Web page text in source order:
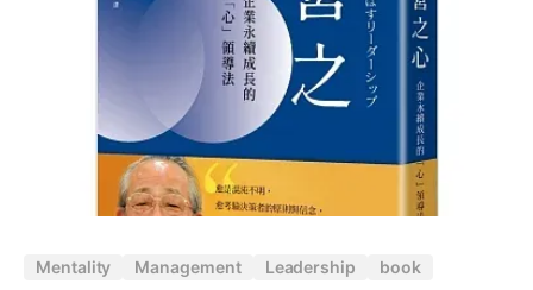
Mentality Management Leadership book